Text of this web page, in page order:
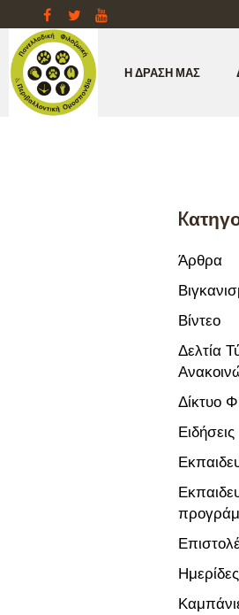
Η ΔΡΆΣΗ ΜΑΣ
Άρθρα
Βίντεο
Δελτία
Δίκτυο
Ειδήσεις
Ημερίδες